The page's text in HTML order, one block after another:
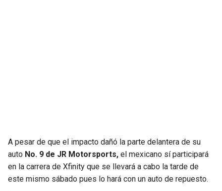
A pesar de que el impacto dañó la parte delantera de su
auto No. 9 de JR Motorsports, el mexicano sí participará
en la carrera de Xfinity que se llevará a cabo la tarde de
este mismo sábado pues lo hará con un auto de repuesto.